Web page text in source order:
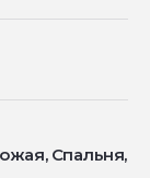
Спальня,